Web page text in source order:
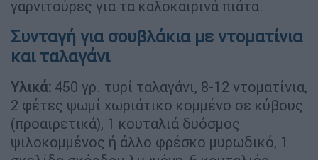
γαρνιτούρες για τα καλοκαιρινά πιάτα.
Συνταγή για σουβλάκια με ντοματίνια
και ταλαγάνι
Υλικά: 450 γρ. τυρί ταλαγάνι, 8-12 ντοματίνια,
2 φέτες ψωμί χωριάτικο κομμένο σε κύβους
(προαιρετικά), 1 κουταλιά δυόσμος
ψιλοκομμένος ή άλλο φρέσκο μυρωδικό, 1